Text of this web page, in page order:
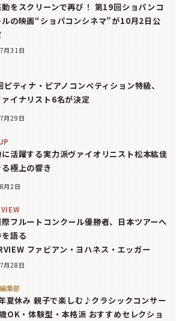
動をスクリーンで再び！ 第19回ショパンコ
ルの映画“ショパコンシネマ”が10月2日公
月31日
ティナ・ピアノコンペティション特級、
ァイナリスト6名が決定
月29日
に活躍する実力派ヴァイオリニスト松本紘佳
極上の響き
月2日
フルートコンクール優勝者、日本ツアーへ
語る
ファビアン・ヨハネス・エッガー
月28日
集部
夏休み 親子で楽しむ♪クラシックコンサー
OK・体験型・本格派 おすすめセレクショ